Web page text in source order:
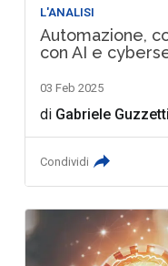
L'ANALISI
Automazione,
con AI e
03 Feb 2025
di Gabriele Guzzetti
Condividi